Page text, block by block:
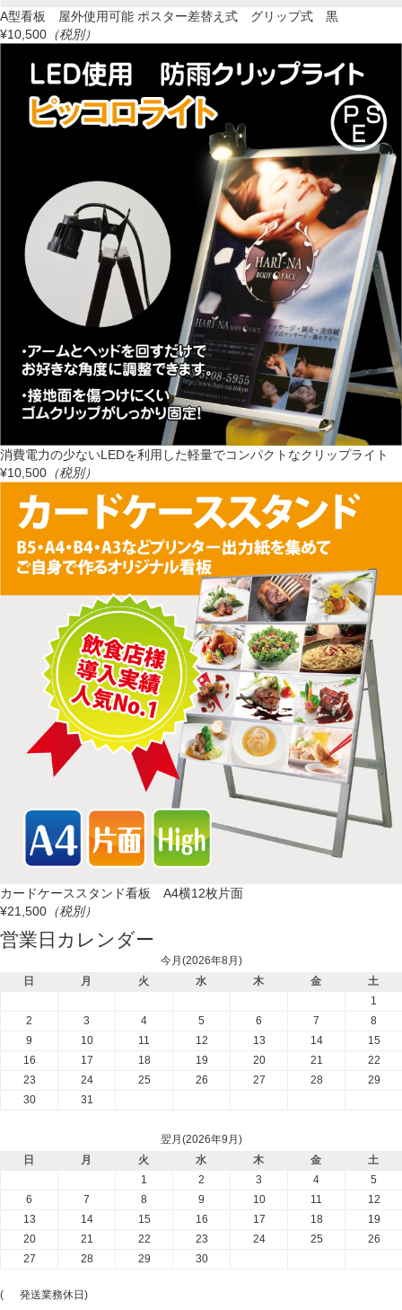
A型看板 屋外使用可能 ポスター差替え式 グリップ式 黒
¥10,500 （税別）
消費電力の少ないLEDを利用した軽量でコンパクトなクリップライト
¥10,500 （税別）
カードケーススタンド看板 A4横12枚片面
¥21,500 （税別）
営業日カレンダー
今月(2026年8月)
日
月 火 水 木 金
土
1
2
3 4 5 6 7
8
9
10 11 12 13 14
15
16
17 18 19 20 21
22
23
24 25 26 27 28
29
30
31
翌月(2026年9月)
日
月 火 水 木 金
土
1
2 3 4
5
6
7 8 9 10 11
12
13
14 15 16 17 18
19
20
21 22 23 24 25
26
27
28 29 30
( 発送業務休日)